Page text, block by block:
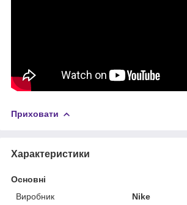
Приховати
Характеристики
Основні
Виробник
Nike